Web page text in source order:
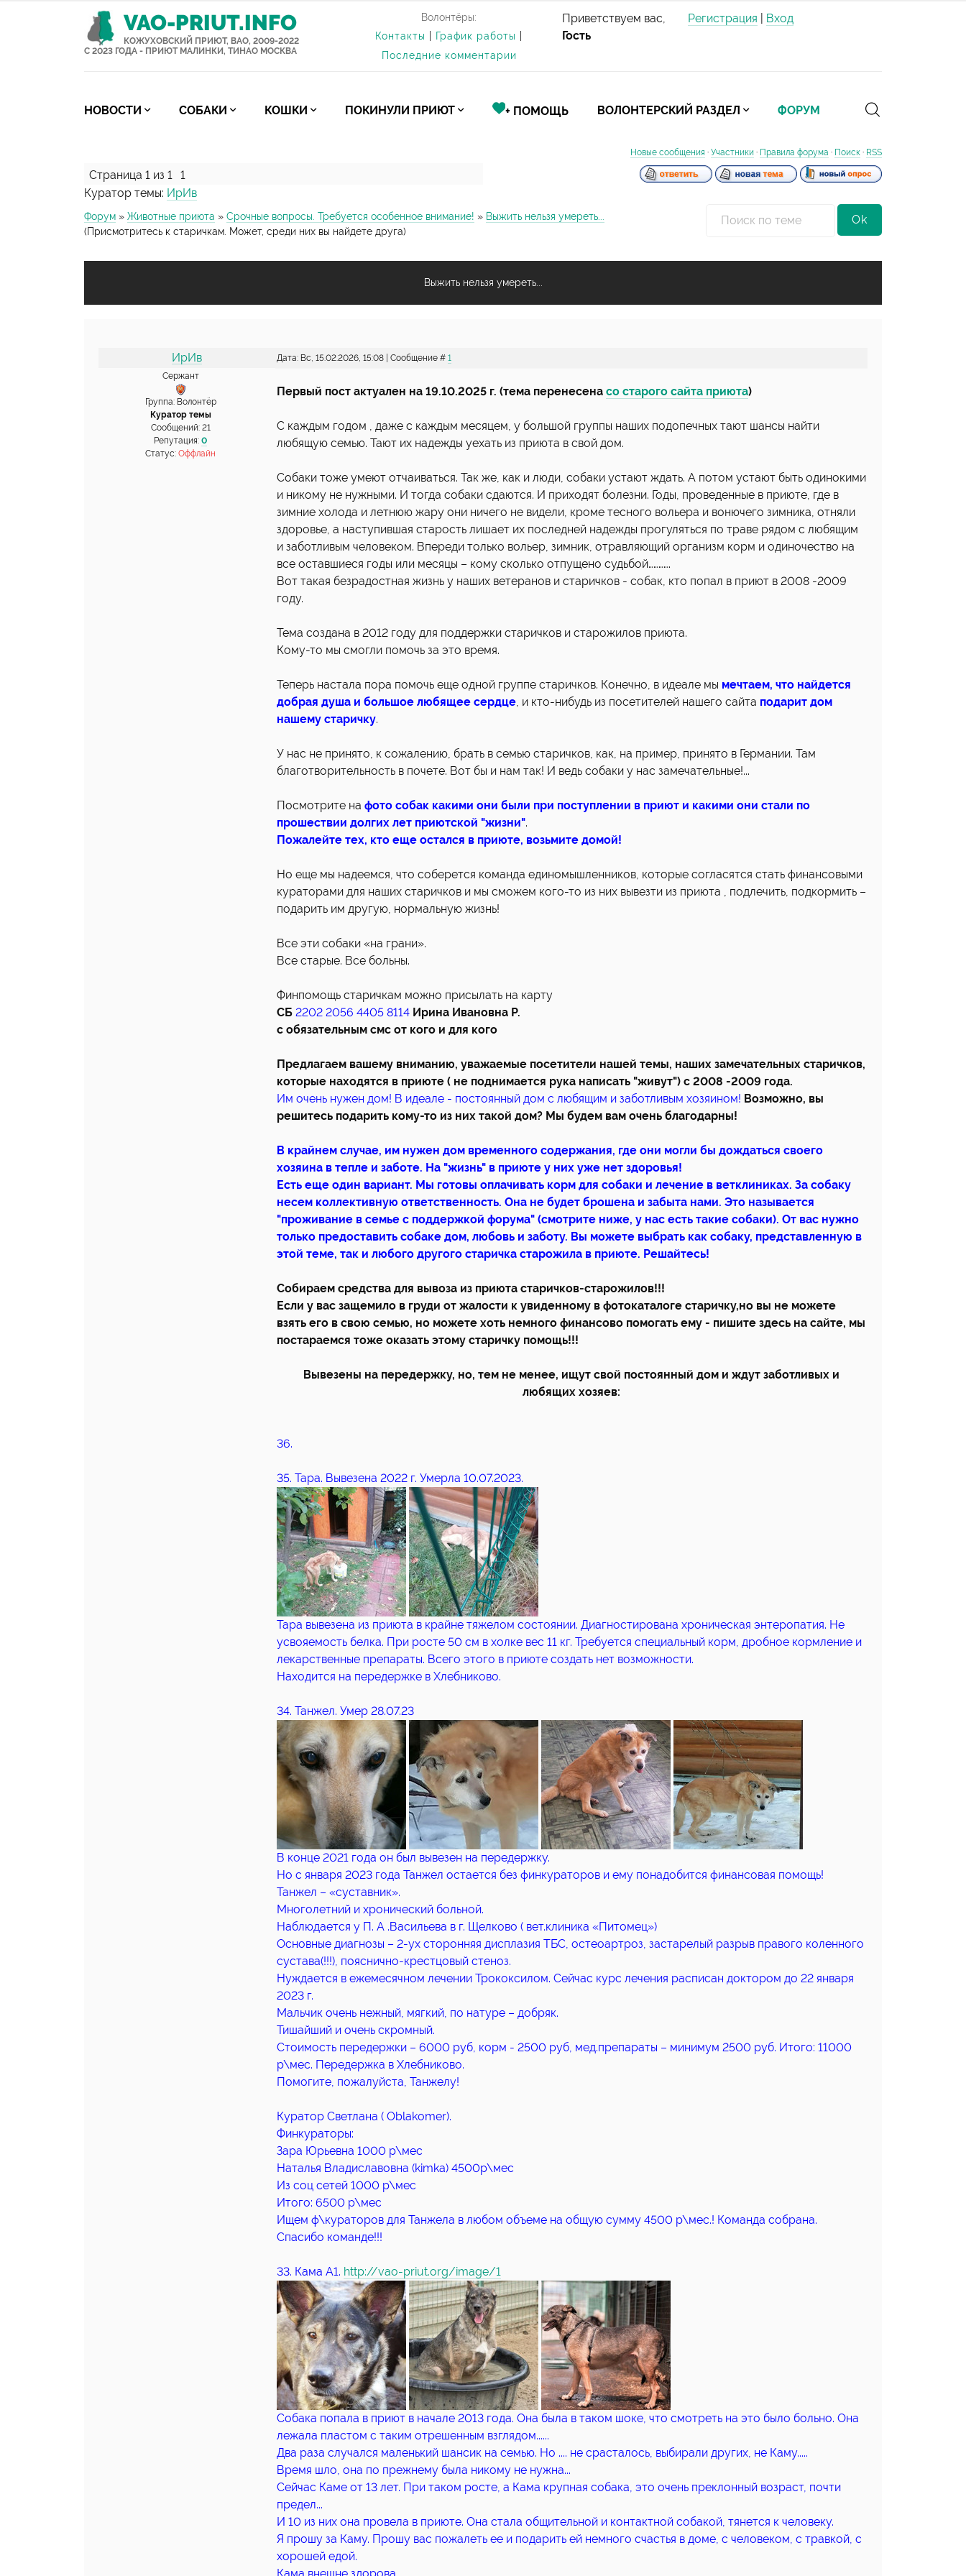
VAO-PRIUT.INFO
КОЖУХОВСКИЙ ПРИЮТ, ВАО, 2009-2022
С 2023 ГОДА - ПРИЮТ МАЛИНКИ, ТИНАО МОСКВА
Волонтёры:
Контакты
График работы
Последние комментарии
Приветствуем вас,
Гость
Регистрация Вход
НОВОСТИ СОБАКИ КОШКИ ПОКИНУЛИ ПРИЮТ + ПОМОЩЬ ВОЛОНТЕРСКИЙ РАЗДЕЛ ФОРУМ
Новые сообщения · Участники · Правила форума · Поиск · RSS
Страница 1 из 1 1
Куратор темы: ИрИв
Форум » Животные приюта » Срочные вопросы. Требуется особенное внимание! » Выжить нельзя умереть...
(Присмотритесь к старичкам. Может, среди них вы найдете друга)
Выжить нельзя умереть...
ИрИв Дата: Вс, 15.02.2026, 15:08 | Сообщение # 1
Сержант
Группа: Волонтёр
Куратор темы
Сообщений: 21
Репутация: 0
Статус: Оффлайн
Первый пост актуален на 19.10.2025 г. (тема перенесена со старого сайта приюта)
С каждым годом , даже с каждым месяцем, у большой группы наших подопечных тают шансы найти
любящую семью. Тают их надежды уехать из приюта в свой дом.
Собаки тоже умеют отчаиваться. Так же, как и люди, собаки устают ждать. А потом устают быть одинокими
и никому не нужными. И тогда собаки сдаются. И приходят болезни. Годы, проведенные в приюте, где в
зимние холода и летнюю жару они ничего не видели, кроме тесного вольера и вонючего зимника, отняли
здоровье, а наступившая старость лишает их последней надежды прогуляться по траве рядом с любящим
и заботливым человеком. Впереди только вольер, зимник, отравляющий организм корм и одиночество на
все оставшиеся годы или месяцы – кому сколько отпущено судьбой………….
Вот такая безрадостная жизнь у наших ветеранов и старичков - собак, кто попал в приют в 2008 -2009
году.
Тема создана в 2012 году для поддержки старичков и старожилов приюта.
Кому-то мы смогли помочь за это время.
Теперь настала пора помочь еще одной группе старичков. Конечно, в идеале мы мечтаем, что найдется
добрая душа и большое любящее сердце, и кто-нибудь из посетителей нашего сайта подарит дом
нашему старичку.
У нас не принято, к сожалению, брать в семью старичков, как, на пример, принято в Германии. Там
благотворительность в почете. Вот бы и нам так! И ведь собаки у нас замечательные!...
Посмотрите на фото собак какими они были при поступлении в приют и какими они стали по
прошествии долгих лет приютской "жизни".
Пожалейте тех, кто еще остался в приюте, возьмите домой!
Но еще мы надеемся, что соберется команда единомышленников, которые согласятся стать финансовыми
кураторами для наших старичков и мы сможем кого-то из них вывезти из приюта , подлечить, подкормить –
подарить им другую, нормальную жизнь!
Все эти собаки «на грани».
Все старые. Все больны.
Финпомощь старичкам можно присылать на карту
СБ 2202 2056 4405 8114 Ирина Ивановна Р.
с обязательным смс от кого и для кого
Предлагаем вашему вниманию, уважаемые посетители нашей темы, наших замечательных старичков,
которые находятся в приюте ( не поднимается рука написать "живут") с 2008 -2009 года.
Им очень нужен дом! В идеале - постоянный дом с любящим и заботливым хозяином! Возможно, вы
решитесь подарить кому-то из них такой дом? Мы будем вам очень благодарны!
В крайнем случае, им нужен дом временного содержания, где они могли бы дождаться своего
хозяина в тепле и заботе. На "жизнь" в приюте у них уже нет здоровья!
Есть еще один вариант. Мы готовы оплачивать корм для собаки и лечение в ветклиниках. За собаку
несем коллективную ответственность. Она не будет брошена и забыта нами. Это называется
"проживание в семье с поддержкой форума" (смотрите ниже, у нас есть такие собаки). От вас нужно
только предоставить собаке дом, любовь и заботу. Вы можете выбрать как собаку, представленную в
этой теме, так и любого другого старичка старожила в приюте. Решайтесь!
Собираем средства для вывоза из приюта старичков-старожилов!!!
Если у вас защемило в груди от жалости к увиденному в фотокаталоге старичку,но вы не можете
взять его в свою семью, но можете хоть немного финансово помогать ему - пишите здесь на сайте, мы
постараемся тоже оказать этому старичку помощь!!!
Вывезены на передержку, но, тем не менее, ищут свой постоянный дом и ждут заботливых и
любящих хозяев:
36.
35. Тара. Вывезена 2022 г. Умерла 10.07.2023.
Тара вывезена из приюта в крайне тяжелом состоянии. Диагностирована хроническая энтеропатия. Не
усвояемость белка. При росте 50 см в холке вес 11 кг. Требуется специальный корм, дробное кормление и
лекарственные препараты. Всего этого в приюте создать нет возможности.
Находится на передержке в Хлебниково.
34. Танжел. Умер 28.07.23
В конце 2021 года он был вывезен на передержку.
Но с января 2023 года Танжел остается без финкураторов и ему понадобится финансовая помощь!
Танжел – «суставник».
Многолетний и хронический больной.
Наблюдается у П. А .Васильева в г. Щелково ( вет.клиника «Питомец»)
Основные диагнозы – 2-ух сторонняя дисплазия ТБС, остеоартроз, застарелый разрыв правого коленного
сустава(!!!), пояснично-крестцовый стеноз.
Нуждается в ежемесячном лечении Трококсилом. Сейчас курс лечения расписан доктором до 22 января
2023 г.
Мальчик очень нежный, мягкий, по натуре – добряк.
Тишайший и очень скромный.
Стоимость передержки – 6000 руб, корм - 2500 руб, мед.препараты – минимум 2500 руб. Итого: 11000
р\мес. Передержка в Хлебниково.
Помогите, пожалуйста, Танжелу!
Куратор Светлана ( Oblakomer).
Финкураторы:
Зара Юрьевна 1000 р\мес
Наталья Владиславовна (kimka) 4500р\мес
Из соц сетей 1000 р\мес
Итого: 6500 р\мес
Ищем ф\кураторов для Танжела в любом объеме на общую сумму 4500 р\мес.! Команда собрана.
Спасибо команде!!!
33. Кама А1. http://vao-priut.org/image/1
Собака попала в приют в начале 2013 года. Она была в таком шоке, что смотреть на это было больно. Она
лежала пластом с таким отрешенным взглядом......
Два раза случался маленький шансик на семью. Но .... не срасталось, выбирали других, не Каму.....
Время шло, она по прежнему была никому не нужна...
Сейчас Каме от 13 лет. При таком росте, а Кама крупная собака, это очень преклонный возраст, почти
предел...
И 10 из них она провела в приюте. Она стала общительной и контактной собакой, тянется к человеку.
Я прошу за Каму. Прошу вас пожалеть ее и подарить ей немного счастья в доме, с человеком, с травкой, с
хорошей едой.